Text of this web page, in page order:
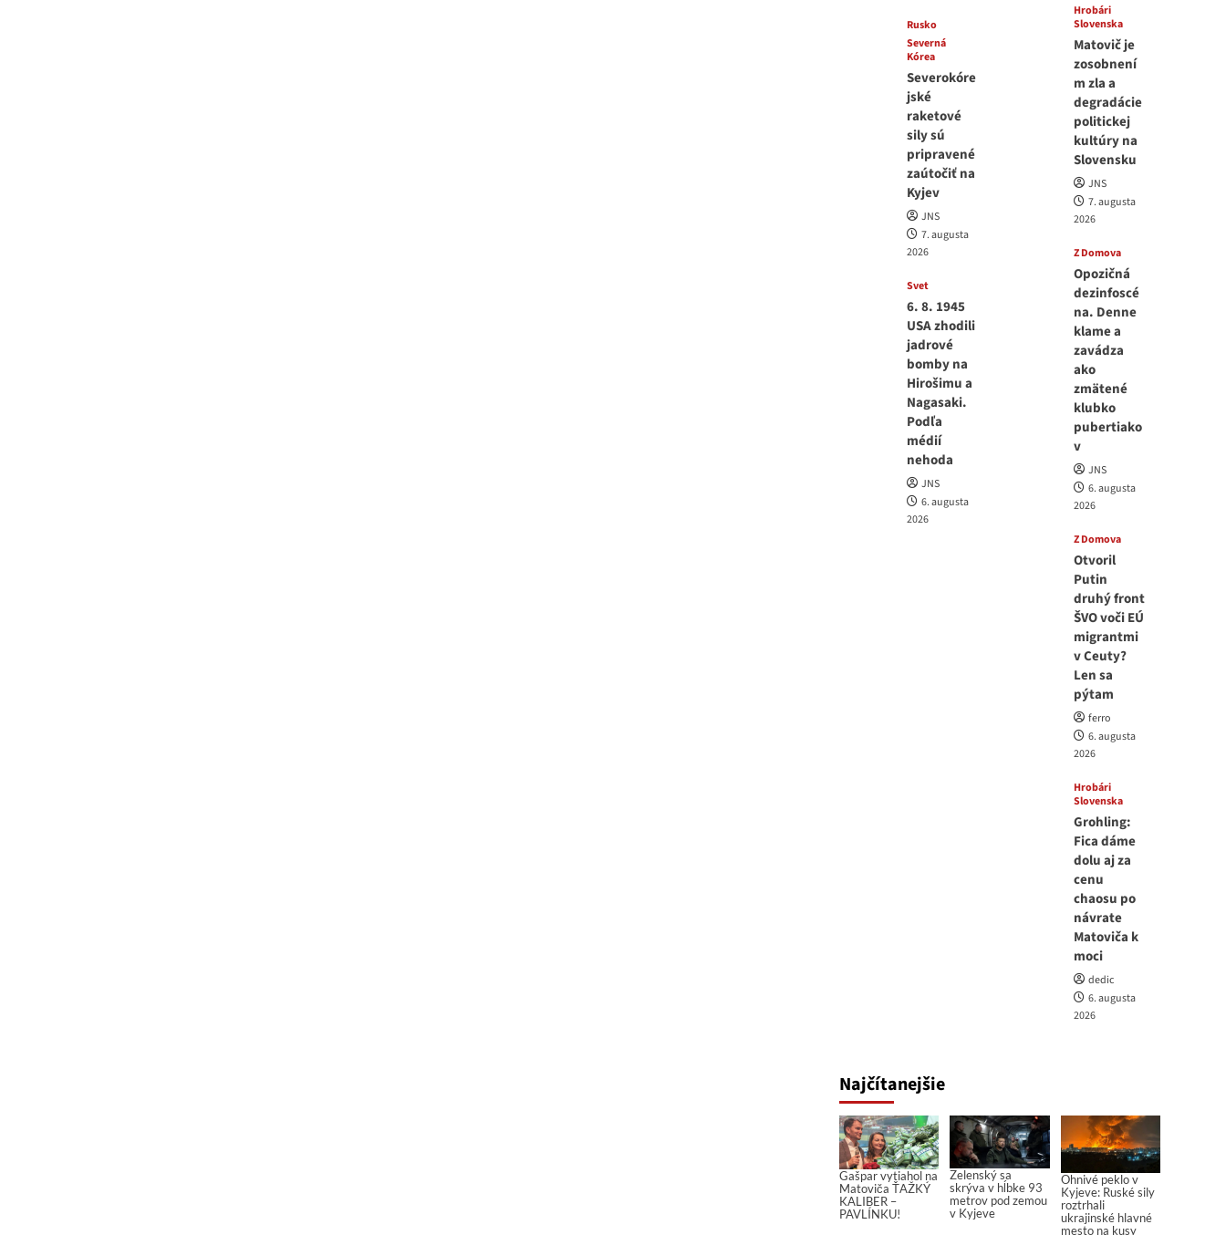
Rusko
Severná
Kórea
Severokóre
jské
raketové
sily sú
pripravené
zaútočiť na
Kyjev
JNS
7. augusta
2026
Svet
6. 8. 1945
USA zhodili
jadrové
bomby na
Hirošimu a
Nagasaki.
Podľa
médií
nehoda
JNS
6. augusta
2026
Hrobári
Slovenska
Matovič je
zosobnení
m zla a
degradácie
politickej
kultúry na
Slovensku
JNS
7. augusta
2026
Z Domova
Opozičná
dezinfoscé
na. Denne
klame a
zavádza
ako
zmätené
klubko
pubertiako
v
JNS
6. augusta
2026
Z Domova
Otvoril
Putin
druhý front
ŠVO voči EÚ
migrantmi
v Ceuty?
Len sa
pýtam
ferro
6. augusta
2026
Hrobári
Slovenska
Grohling:
Fica dáme
dolu aj za
cenu
chaosu po
návrate
Matoviča k
moci
dedic
6. augusta
2026
Najčítanejšie
Gašpar vytiahol na
Matoviča ŤAŽKÝ
KALIBER –
PAVLÍNKU!
Zelenský sa
skrýva v hĺbke 93
metrov pod zemou
v Kyjeve
Ohnivé peklo v
Kyjeve: Ruské sily
roztrhali
ukrajinské hlavné
mesto na kusy